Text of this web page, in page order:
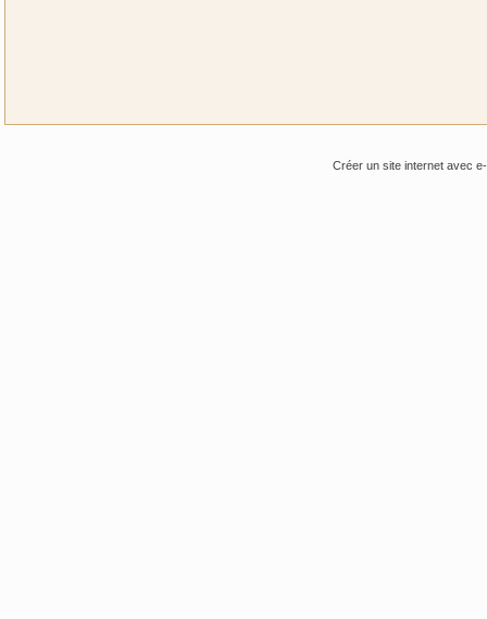
Créer un site internet avec